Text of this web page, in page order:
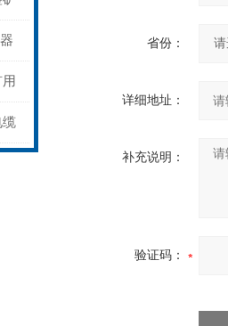
全
缆
省份：
详细地址：
补充说明：
验证码：